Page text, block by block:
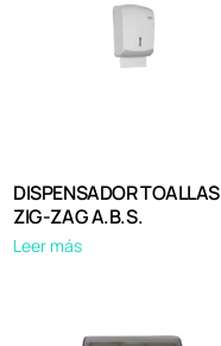
DISPENSADOR TOALLAS
ZIG-ZAG A.B.S.
Leer más